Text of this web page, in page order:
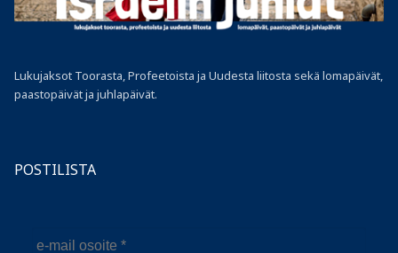
Lukujaksot Toorasta, Profeetoista ja Uudesta liitosta sekä lomapäivät,
paastopäivät ja juhlapäivät.
POSTILISTA